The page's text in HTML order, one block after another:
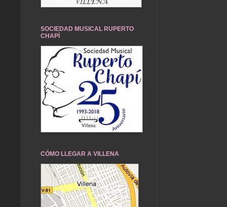
SOCIEDAD MUSICAL RUPERTO
CHAPÍ
CÓMO LLEGAR A VILLENA